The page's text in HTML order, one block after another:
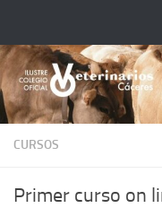
CURSOS
Primer curso on